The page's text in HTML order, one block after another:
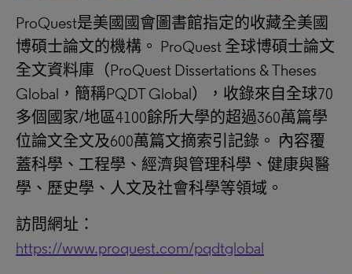
ProQuest是美國國會圖書館指定的收藏全美國
博碩士論文的機構。 ProQuest 全球博碩士論文
全文資料庫（ProQuest Dissertations & Theses
Global，簡稱PQDT Global），收錄來自全球70
多個國家/地區4100餘所大學的超過360萬篇學
位論文全文及600萬篇文摘索引記錄。 內容覆
蓋科學、工程學、經濟與管理科學、健康與醫
學、歷史學、人文及社會科學等領域。
訪問網址：
https://www.proquest.com/pqdtglobal